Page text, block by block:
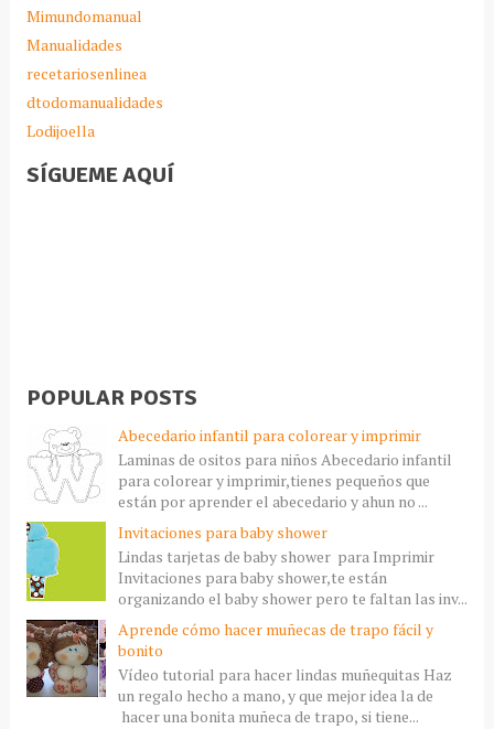
Mimundomanual
Manualidades
recetariosenlinea
dtodomanualidades
Lodijoella
SÍGUEME AQUÍ
POPULAR POSTS
Abecedario infantil para colorear y imprimir
Laminas de ositos para niños Abecedario infantil
para colorear y imprimir,tienes pequeños que
están por aprender el abecedario y ahun no ...
Invitaciones para baby shower
Lindas tarjetas de baby shower para Imprimir
Invitaciones para baby shower,te están
organizando el baby shower pero te faltan las inv...
Aprende cómo hacer muñecas de trapo fácil y
bonito
Vídeo tutorial para hacer lindas muñequitas Haz
un regalo hecho a mano, y que mejor idea la de
hacer una bonita muñeca de trapo, si tiene...